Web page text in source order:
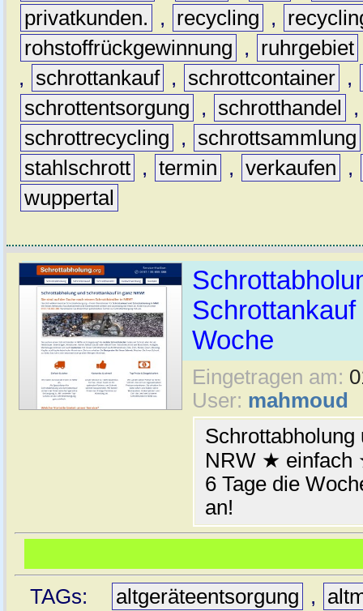
privatkunden.
, recycling ,
rohstoffrückgewinnung
, ruhrgebiet
,
schrottankauf , schrottcontainer ,
schrottentsorgung
, schrotthandel
schrottrecycling
, schrottsammlung
stahlschrott , termin , verkaufen
,
wuppertal
Schrottankauf
Woche
Eingetragen am:
User: mahmoud
Schrottabholung
NRW ★
6 Tage die
an!
TAGs: altgeräteentsorgung ,